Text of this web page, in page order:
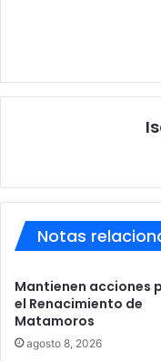
Notas
Mantienen acciones
el Renacimiento de
Matamoros
agosto 8, 2026